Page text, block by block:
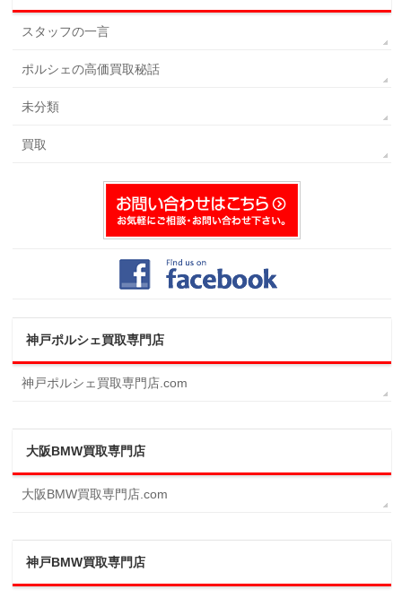
スタッフの一言
ポルシェの高価買取秘話
未分類
買取
神戸ポルシェ買取専門店
神戸ポルシェ買取専門店.com
大阪BMW買取専門店
大阪BMW買取専門店.com
神戸BMW買取専門店